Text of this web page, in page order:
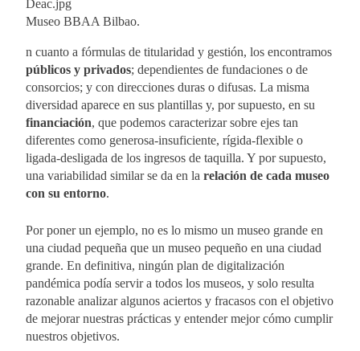
Museo BBAA Bilbao.
n cuanto a fórmulas de titularidad y gestión, los encontramos
públicos y privados; dependientes de fundaciones o de
consorcios; y con direcciones duras o difusas. La misma
diversidad aparece en sus plantillas y, por supuesto, en su
financiación, que podemos caracterizar sobre ejes tan
diferentes como generosa-insuficiente, rígida-flexible o
ligada-desligada de los ingresos de taquilla. Y por supuesto,
una variabilidad similar se da en la relación de cada museo
con su entorno.
Por poner un ejemplo, no es lo mismo un museo grande en
una ciudad pequeña que un museo pequeño en una ciudad
grande. En definitiva, ningún plan de digitalización
pandémica podía servir a todos los museos, y solo resulta
razonable analizar algunos aciertos y fracasos con el objetivo
de mejorar nuestras prácticas y entender mejor cómo cumplir
nuestros objetivos.